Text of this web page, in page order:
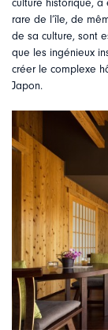
culture historique, a
rare de l’île, de
de sa culture, sont
que les ingénieux
créer le complexe
Japon.